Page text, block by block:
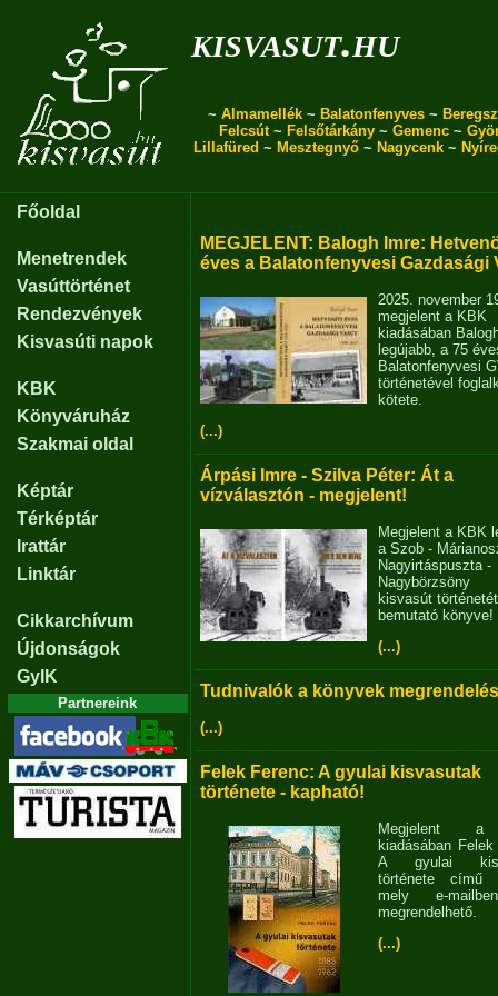
kisvasut.hu
~ Almamellék ~ Balatonfenyves ~
Felcsút~ Felsőtárkány ~ Gemenc ~
Lillafüred ~ Mesztegnyő ~ Nagycenk ~
Főoldal
Menetrendek
Vasúttörténet
Rendezvények
Kisvasúti napok
KBK
Könyváruház
Szakmai oldal
Képtár
Térképtár
Irattár
Linktár
Cikkarchívum
Újdonságok
GyIK
Partnereink
MEGJELENT: Balogh Imre:
éves a Balatonfenyvesi Gazdasági
2025. november
megjelent a KBK
kiadásában
legújabb, a 75
Balatonfenyvesi
történetével
kötete.
(...)
Árpási Imre - Szilva Péter: Át a
vízválasztón - megjelent!
Megjelent a KBK
a Szob -
Nagyirtáspuszta -
Nagybörzsöny
kisvasút történetét
bemutató könyve!
(...)
Tudnivalók a könyvek
(...)
Felek Ferenc: A gyulai kisvasutak
története - kapható!
Megjelent
kiadásában
A gyulai
története című
mely e-
megrendelhető.
(...)